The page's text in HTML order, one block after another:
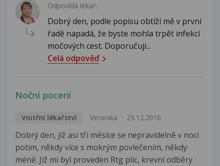
Odpovídá lékař:
Dobrý den, podle popisu obtíží mě v první
řadě napadá, že byste mohla trpět infekcí
močových cest. Doporučuji...
Celá odpověď
Noční pocení
Vnitřní lékařství Veronika 29.12.2016
Dobrý den, již asi tři měsíce se nepravidelně v noci
potim, někdy více s mokrým povlečením, někdy
méně. Již mi byl proveden Rtg plic, krevní odběry